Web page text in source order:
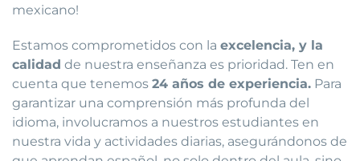
mexicano!
Estamos comprometidos con la excelencia, y la
calidad de nuestra enseñanza es prioridad. Ten en
cuenta que tenemos 24 años de experiencia. Para
garantizar una comprensión más profunda del
idioma, involucramos a nuestros estudiantes en
nuestra vida y actividades diarias, asegurándonos de